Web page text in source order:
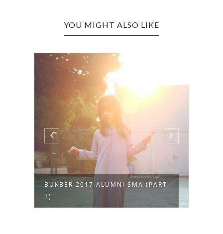
YOU MIGHT ALSO LIKE
BUKBER 2017 ALUMNI SMA (PART
1)